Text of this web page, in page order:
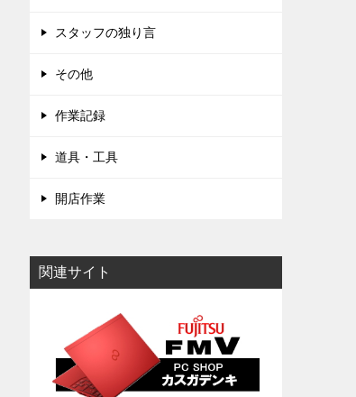
スタッフの独り言
その他
作業記録
道具・工具
開店作業
関連サイト